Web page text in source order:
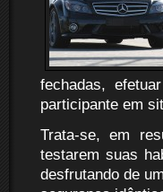
fechadas,
participante em
Trata-se, em
testarem suas
desfrutando de